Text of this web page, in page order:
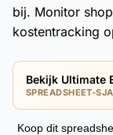
bij. Monitor
kostentracking
Bekijk Ultimate
SPREADSHEET-
Koop dit